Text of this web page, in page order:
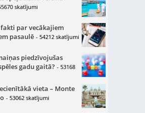
skatījumi
par vecākajiem
pasaulē - 54212 skatījumi
piedzīvojušas
gadu gaitā? - 53168
vieta – Monte
- 53062 skatījumi